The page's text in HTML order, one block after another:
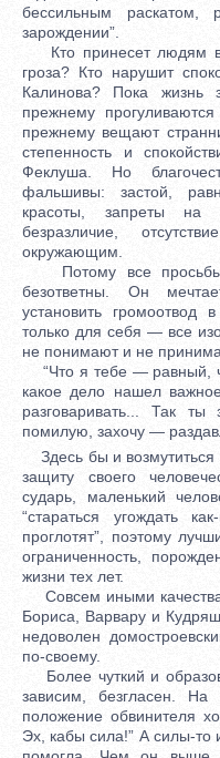
бессильным
зарождении”.
Кто принесет людям
гроза? Кто нарушит
Калинова? Пока жизнь
прежнему
прежнему вещают
степенность и
Феклуша. Но
фальшивы: застой,
красоты, запреты на
безразличие,
окружающим.
Потому все просьбы
безответны. Он
установить громоотвод
только для себя — все
не понимают и не
“Что я тебе — равный,
какое дело нашел
разговаривать... Так
помилую, захочу —
Здесь бы и возмутиться
защиту своего
сударь, маленький
“стараться угождать
проглотят”, поэтому
ограниченность,
жизни тех лет.
Совсем иными
Бориса, Варвару и
недоволен
по-своему.
Более чуткий и
зависим, безгласен.
положение обвинителя
Эх, кабы сила!” А силы-то